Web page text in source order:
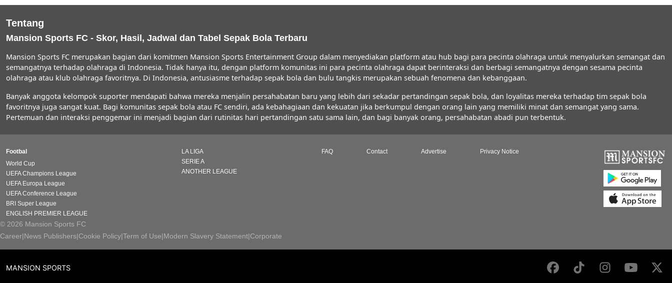
Tentang
Mansion Sports FC - Skor, Hasil, Jadwal dan Tabel Sepak Bola Terbaru
Mansion Sports FC merupakan bagian dari komitmen Mansion Sports Entertainment Group dalam menyediakan platform atau hub bagi para pecinta olahraga untuk menyalurkan semangat dan
semangatnya terhadap olahraga di Indonesia. Tidak hanya itu, dengan platform komunitas ini para pecinta olahraga dapat berinteraksi dan berbagi semangatnya dengan sesama pecinta
olahraga atau klub olahraga favoritnya. Di Indonesia, antusiasme terhadap sepak bola dan bulu tangkis merupakan sebuah fenomena dan kebanggaan.
Banyak anggota kelompok suporter mendapati bahwa mereka menjalin persahabatan baru yang lebih dari sekadar pertandingan sepak bola, dan loyalitas mereka terhadap tim sepak bola
favoritnya juga sangat kuat. Bagi komunitas sepak bola atau FC sendiri, ada kebahagiaan dan kekuatan jika berkumpul dengan orang lain yang memiliki minat dan semangat yang sama.
Pertemuan dan interaksi penggemar ini menjadi bagian dari rutinitas hari pertandingan satu sama lain, dan bagi banyak orang, persahabatan abadi pun terbentuk.
Footbal
World Cup
UEFA Champions League
UEFA Europa League
UEFA Conference League
BRI Super League
ENGLISH PREMIER LEAGUE
LA LIGA
SERIE A
ANOTHER LEAGUE
FAQ Contact Advertise Privacy Notice
© 2026 Mansion Sports FC
Career|News Publishers|Cookie Policy|Term of Use|Modern Slavery Statement|Corporate
MANSION SPORTS